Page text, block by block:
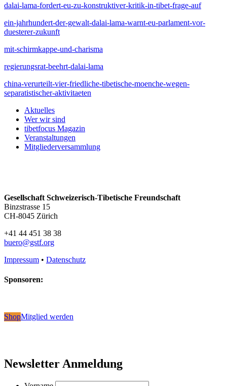
dalai-lama-fordert-eu-zu-konstruktiver-kritik-in-tibet-frage-auf
ein-jahrhundert-der-gewalt-dalai-lama-warnt-eu-parlament-vor-
duesterer-zukunft
mit-schirmkappe-und-charisma
regierungsrat-beehrt-dalai-lama
china-verurteilt-vier-friedliche-tibetische-moenche-wegen-
separatistischer-aktivitaeten
Aktuelles
Wer wir sind
tibetfocus Magazin
Veranstaltungen
Mitgliederversammlung
Gesellschaft Schweizerisch-Tibetische Freundschaft
Binzstrasse 15
CH-8045 Zürich
+41 44 451 38 38
buero@gstf.org
Impressum • Datenschutz
Sponsoren:
ShopMitglied werden
Newsletter Anmeldung